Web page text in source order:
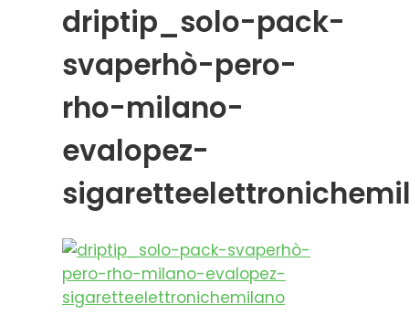
driptip_solo-pack-
svaperhò-pero-
rho-milano-
evalopez-